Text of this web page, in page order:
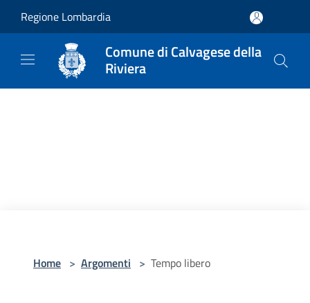
Regione Lombardia
Comune di Calvagese della
Riviera
Home > Argomenti > Tempo libero